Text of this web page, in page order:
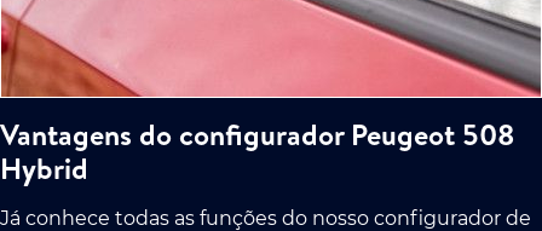
Vantagens do configurador Peugeot 508
Hybrid
Já conhece todas as funções do nosso configurador de